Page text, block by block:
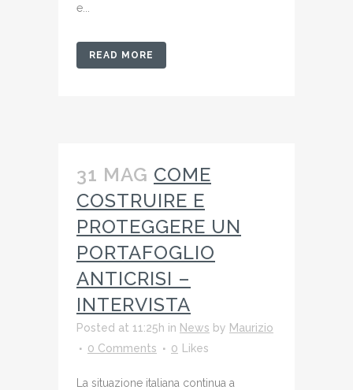
e...
READ MORE
31 MAG COME
COSTRUIRE E
PROTEGGERE UN
PORTAFOGLIO
ANTICRISI –
INTERVISTA
Posted at 11:25h in News by Maurizio
0 Comments
0 Likes
La situazione italiana continua a